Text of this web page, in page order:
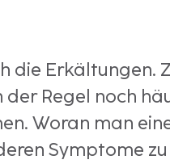
Erkältungen.
Regel noch
Woran man
Symptome